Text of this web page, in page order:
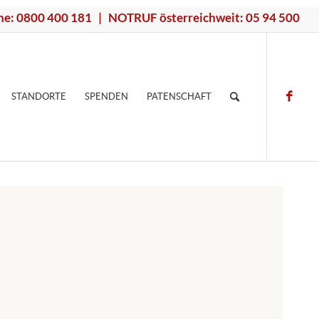
0800 400 181 | NOTRUF österreichweit: 05 94 500
STANDORTE SPENDEN PATENSCHAFT